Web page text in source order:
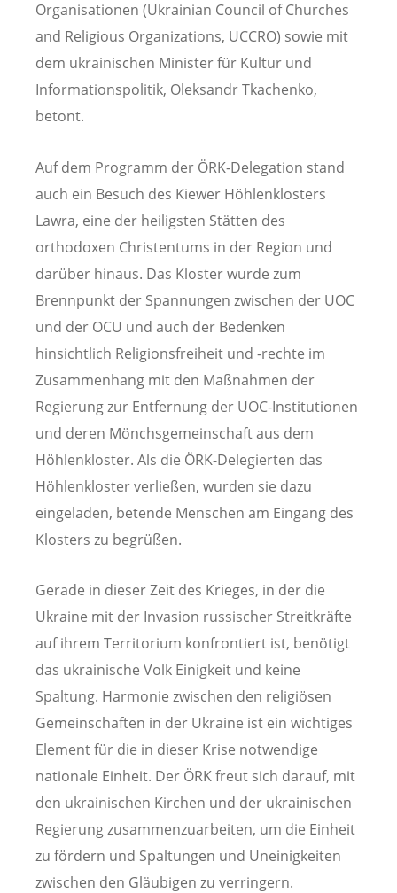
Organisationen (Ukrainian Council of Churches
and Religious Organizations, UCCRO) sowie mit
dem ukrainischen Minister für Kultur und
Informationspolitik, Oleksandr Tkachenko,
betont.
Auf dem Programm der ÖRK-Delegation stand
auch ein Besuch des Kiewer Höhlenklosters
Lawra, eine der heiligsten Stätten des
orthodoxen Christentums in der Region und
darüber hinaus. Das Kloster wurde zum
Brennpunkt der Spannungen zwischen der UOC
und der OCU und auch der Bedenken
hinsichtlich Religionsfreiheit und -rechte im
Zusammenhang mit den Maßnahmen der
Regierung zur Entfernung der UOC-Institutionen
und deren Mönchsgemeinschaft aus dem
Höhlenkloster. Als die ÖRK-Delegierten das
Höhlenkloster verließen, wurden sie dazu
eingeladen, betende Menschen am Eingang des
Klosters zu begrüßen.
Gerade in dieser Zeit des Krieges, in der die
Ukraine mit der Invasion russischer Streitkräfte
auf ihrem Territorium konfrontiert ist, benötigt
das ukrainische Volk Einigkeit und keine
Spaltung. Harmonie zwischen den religiösen
Gemeinschaften in der Ukraine ist ein wichtiges
Element für die in dieser Krise notwendige
nationale Einheit. Der ÖRK freut sich darauf, mit
den ukrainischen Kirchen und der ukrainischen
Regierung zusammenzuarbeiten, um die Einheit
zu fördern und Spaltungen und Uneinigkeiten
zwischen den Gläubigen zu verringern.